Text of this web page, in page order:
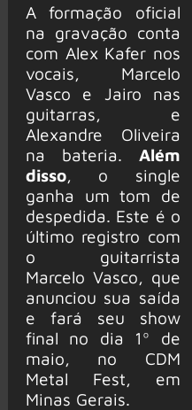
A formação oficial
na gravação conta
com Alex Kafer nos
vocais, Marcelo
Vasco e Jairo nas
guitarras, e
Alexandre Oliveira
na bateria. Além
disso, o single
ganha um tom de
despedida. Este é o
último registro com
o guitarrista
Marcelo Vasco, que
anunciou sua saída
e fará seu show
final no dia 1º de
maio, no CDM
Metal Fest, em
Minas Gerais.